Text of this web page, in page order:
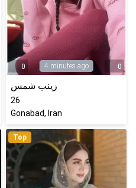
0 4 minutes ago 0
زینب شمس
26
Gonabad, Iran
Top